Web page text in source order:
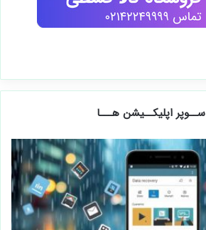
ســوپر اپلیکــیشن هـــا